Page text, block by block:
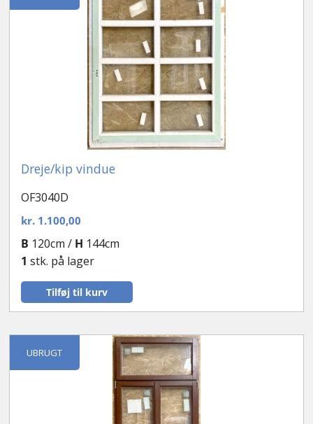
Dreje/kip vindue
OF3040D
kr.1.100,00
Tilføj til kurv
B 120cm / H 144cm
1 stk. på lager
UBRUGT